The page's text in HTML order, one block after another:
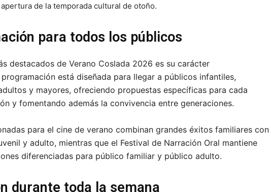
de la temporada cultural de otoño.
para todos los públicos
destacados de Verano Coslada 2026 es su carácter
está diseñada para llegar a públicos infantiles,
y mayores, ofreciendo propuestas específicas para cada
y fomentando además la convivencia entre generaciones.
para el cine de verano combinan grandes éxitos familiares con
y adulto, mientras que el Festival de Narración Oral mantiene
diferenciadas para público familiar y público adulto.
durante toda la semana